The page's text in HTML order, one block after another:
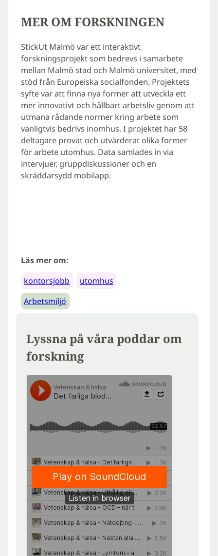
MER OM FORSKNINGEN
StickUt Malmö var ett interaktivt
forskningsprojekt som bedrevs i samarbete
mellan Malmö stad och Malmö universitet, med
stöd från Europeiska socialfonden. Projektets
syfte var att finna nya former att utveckla ett
mer innovativt och hållbart arbetsliv genom att
utmana rådande normer kring arbete som
vanligtvis bedrivs inomhus. I projektet har 58
deltagare provat och utvärderat olika former
för arbete utomhus. Data samlades in via
intervjuer, gruppdiskussioner och en
skräddarsydd mobilapp.
Läs mer om:
kontorsjobb
utomhus
Arbetsmiljö
Lyssna på våra poddar om
forskning